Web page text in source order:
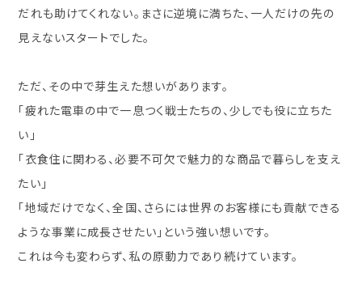
だれも助けてくれない。まさに逆境に満ちた、一人だけの先の
見えないスタートでした。
ただ、その中で芽生えた想いがあります。
「疲れた電車の中で一息つく戦士たちの、少しでも役に立ちた
い」
「衣食住に関わる、必要不可欠で魅力的な商品で暮らしを支え
たい」
「地域だけでなく、全国、さらには世界のお客様にも貢献できる
ような事業に成長させたい」という強い想いです。
これは今も変わらず、私の原動力であり続けています。